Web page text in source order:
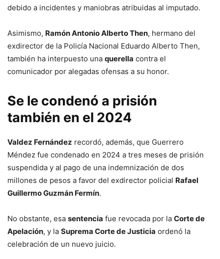
debido a incidentes y maniobras atribuidas al imputado.
Asimismo, Ramón Antonio Alberto Then, hermano del
exdirector de la Policía Nacional Eduardo Alberto Then,
también ha interpuesto una querella contra el
comunicador por alegadas ofensas a su honor.
Se le condenó a prisión
también en el 2024
Valdez Fernández recordó, además, que Guerrero
Méndez fue condenado en 2024 a tres meses de prisión
suspendida y al pago de una indemnización de dos
millones de pesos a favor del exdirector policial Rafael
Guillermo Guzmán Fermín.
No obstante, esa sentencia fue revocada por la Corte de
Apelación, y la Suprema Corte de Justicia ordenó la
celebración de un nuevo juicio.